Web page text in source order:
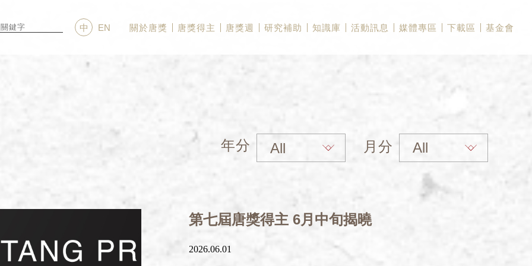
中 EN 關於唐獎 唐獎得主 唐獎週 研究補助 知識庫 活動訊息 媒體專區 下載區 基金會
年分 月分
第七屆唐獎得主 6月中旬揭曉
2026.06.01